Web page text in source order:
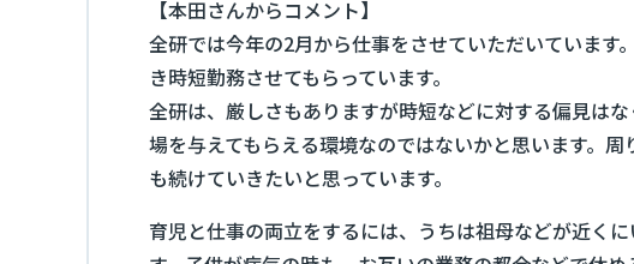
【本田さんからコメント】
全研では今年の2月から仕事をさせていただいています
き時短勤務させてもらっています。
全研は、厳しさもありますが時短などに対する偏見は
場を与えてもらえる環境なのではないかと思います。
も続けていきたいと思っています。
育児と仕事の両立をするには、うちは祖母などが近く